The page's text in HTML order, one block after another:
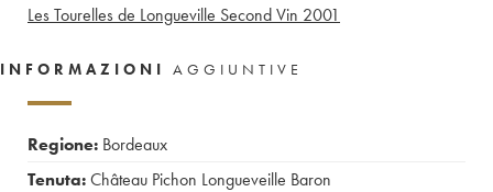
Les Tourelles de Longueville Second Vin 2001
INFORMAZIONI AGGIUNTIVE
Regione: Bordeaux
Tenuta:Château Pichon Longueveille Baron